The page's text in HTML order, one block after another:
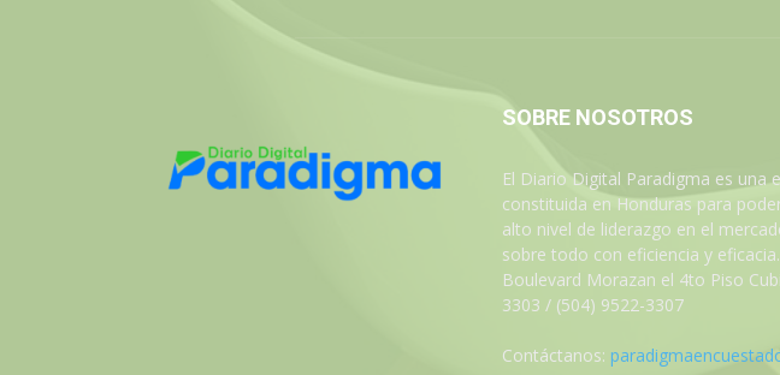
SOBRE NOSOTROS
El Diario Digital Paradigma es una
constituida en Honduras para
alto nivel de liderazgo en el
sobre todo con eficiencia y
Boulevard Morazan el 4to Piso
3303 / (504) 9522-3307
Contáctanos: